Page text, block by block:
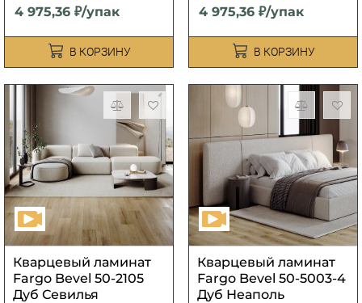
4 975,36 ₽/упак
В КОРЗИНУ
4 975,36 ₽/упак
В КОРЗИНУ
Кварцевый ламинат
Fargo Bevel 50-2105
Дуб Севилья
Кварцевый ламинат
Fargo Bevel 50-5003-4
Дуб Неаполь